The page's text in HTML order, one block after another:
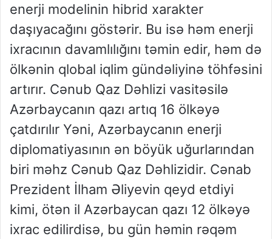
enerji modelinin hibrid xarakter
daşıyacağını göstərir. Bu isə həm enerji
ixracının davamlılığını təmin edir, həm də
ölkənin qlobal iqlim gündəliyinə töhfəsini
artırır. Cənub Qaz Dəhlizi vasitəsilə
Azərbaycanın qazı artıq 16 ölkəyə
çatdırılır Yəni, Azərbaycanın enerji
diplomatiyasının ən böyük uğurlarından
biri məhz Cənub Qaz Dəhlizidir. Cənab
Prezident İlham Əliyevin qeyd etdiyi
kimi, ötən il Azərbaycan qazı 12 ölkəyə
ixrac edilirdisə, bu gün həmin rəqəm